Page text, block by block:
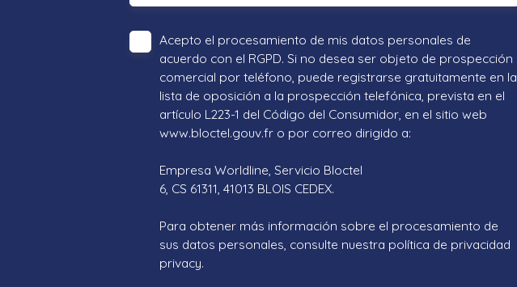
Acepto el procesamiento de mis datos personales de
acuerdo con el RGPD. Si no desea ser objeto de prospección
comercial por teléfono, puede registrarse gratuitamente en la
lista de oposición a la prospección telefónica, prevista en el
artículo L223-1 del Código del Consumidor, en el sitio web
www.bloctel.gouv.fr o por correo dirigido a:
Empresa Worldline, Servicio Bloctel
6, CS 61311, 41013 BLOIS CEDEX.
Para obtener más información sobre el procesamiento de
sus datos personales, consulte nuestra política de privacidad
privacy.